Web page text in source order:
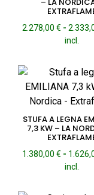
2.278,00 € -
incl.
STUFA A LEGNA
7,3 KW – LA
1.380,00 € -
incl.